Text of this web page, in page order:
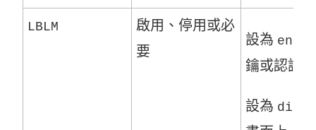
LBLM
啟用、停用或必
要
設為
鑰或認證
設為